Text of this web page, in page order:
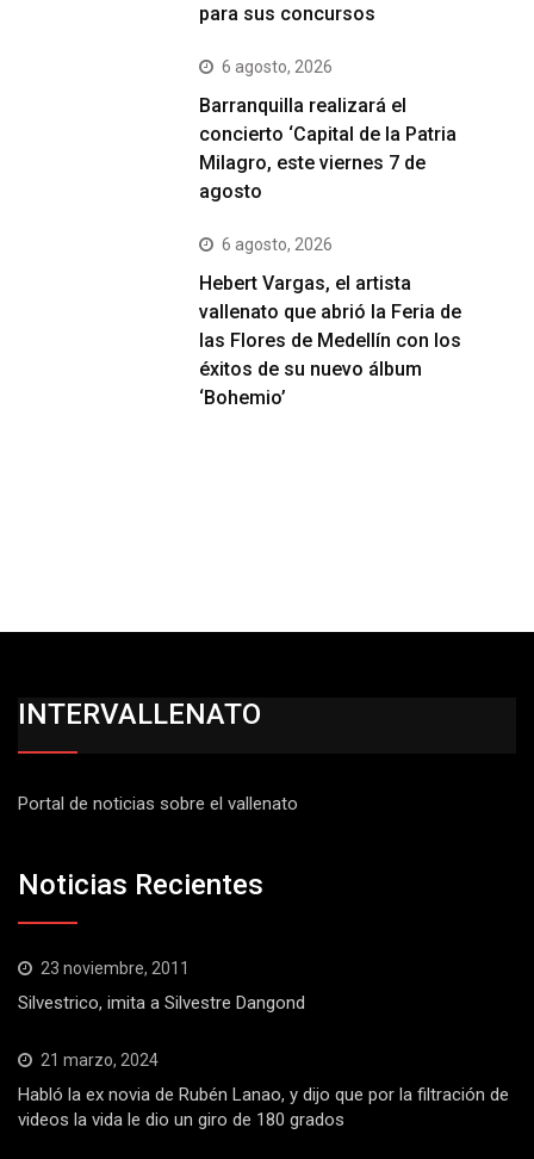
para sus concursos
6 agosto, 2026
Barranquilla realizará el
concierto ‘Capital de la Patria
Milagro, este viernes 7 de
agosto
6 agosto, 2026
Hebert Vargas, el artista
vallenato que abrió la Feria de
las Flores de Medellín con los
éxitos de su nuevo álbum
‘Bohemio’
INTERVALLENATO
Portal de noticias sobre el vallenato
Noticias Recientes
23 noviembre, 2011
Silvestrico, imita a Silvestre Dangond
21 marzo, 2024
Habló la ex novia de Rubén Lanao, y dijo que por la filtración de
videos la vida le dio un giro de 180 grados